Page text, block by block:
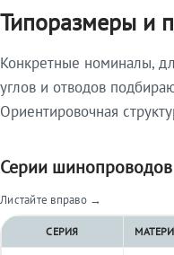
Типоразмеры и
Конкретные номиналы,
углов и отводов
Ориентировочная
Серии
Листайте вправо →
СЕРИЯ